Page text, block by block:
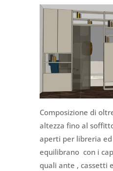
Composizione di
altezza fino al
aperti per libreria
equilibrano con i
quali ante , cassetti